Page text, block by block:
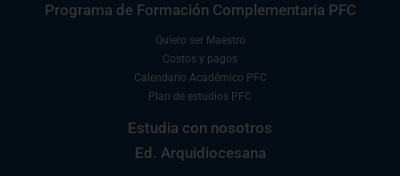
Programa de Formación Complementaria PFC
Quiero ser Maestro
Costos y pagos
Calendario Académico PFC
Plan de estudios PFC
Estudia con nosotros
Ed. Arquidiocesana